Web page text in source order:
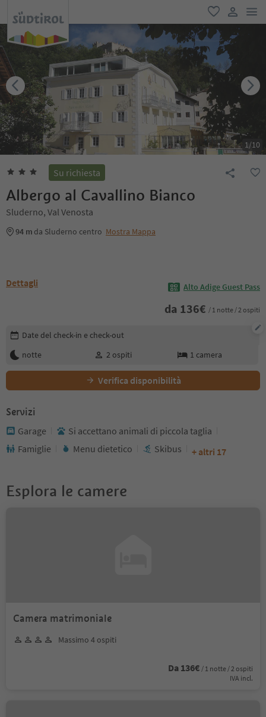
favoriti
user link
1/10
Su richiesta
Albergo al Cavallino Bianco
Sluderno, Val Venosta
94 m da Sluderno centro Mostra Mappa
Dettagli Alto Adige Guest Pass
da 136€ / 1 notte / 2 ospiti
Modifica i dettagli della prenotazione
Date del check-in e check-out
notte
2 ospiti 1 camera
Verifica disponibilità
Servizi
Garage
Si accettano animali di piccola taglia
Famiglie
Menu dietetico Skibus + altri 17
Esplora le camere
Camera matrimoniale
Massimo 4 ospiti
Da 136€ / 1 notte / 2 ospiti
IVA incl.